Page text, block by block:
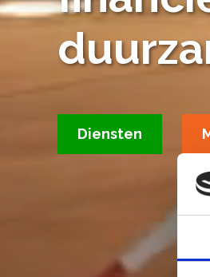
Diensten